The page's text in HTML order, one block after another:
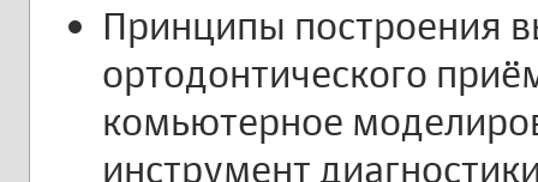
Принципы построения
ортодонтического
комьютерное
инструмент